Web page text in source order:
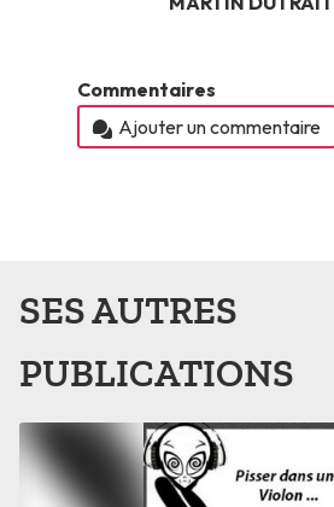
Commentaires
Ajouter un commentaire
SES AUTRES
PUBLICATIONS